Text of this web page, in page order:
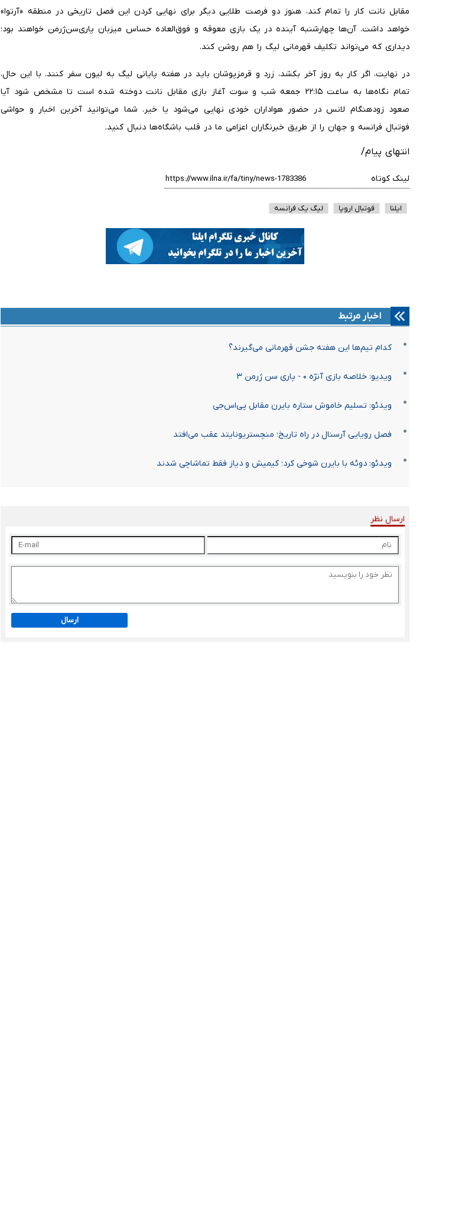
مقابل نانت کار را تمام کند، هنوز دو فرصت طلایی دیگر برای نهایی کردن این فصل تاریخی در منطقه «آرتوا»
خواهد داشت. آن‌ها چهارشنبه آینده در یک بازی معوقه و فوق‌العاده حساس میزبان پاری‌سن‌ژرمن خواهند بود؛
دیداری که می‌تواند تکلیف قهرمانی لیگ را هم روشن کند.
در نهایت، اگر کار به روز آخر بکشد، زرد و قرمزپوشان باید در هفته پایانی لیگ به لیون سفر کنند. با این حال،
تمام نگاه‌ها به ساعت ۲۲:۱۵ جمعه شب و سوت آغاز بازی مقابل نانت دوخته شده است تا مشخص شود آیا
صعود زودهنگام لانس در حضور هواداران خودی نهایی می‌شود یا خیر. شما می‌توانید آخرین اخبار و حواشی
فوتبال فرانسه و جهان را از طریق خبرنگاران اعزامی ما در قلب باشگاه‌ها دنبال کنید.
انتهای پیام/
لینک کوتاه
ایلنا فوتبال اروپا لیگ یک فرانسه
اخبار مرتبط
کدام تیم‌ها این هفته جشن قهرمانی می‌گیرند؟
ویدیو: خلاصه بازی آنژه ۰ - پاری سن ژرمن ۳
ویدئو: تسلیم خاموش ستاره بایرن مقابل پی‌اس‌جی
فصل رویایی آرسنال در راه تاریخ؛ منچستریونایتد عقب می‌افتد
ویدئو: دوئه با بایرن شوخی کرد؛ کیمیش و دیاز فقط تماشاچی شدند
ارسال نظر
ارسال